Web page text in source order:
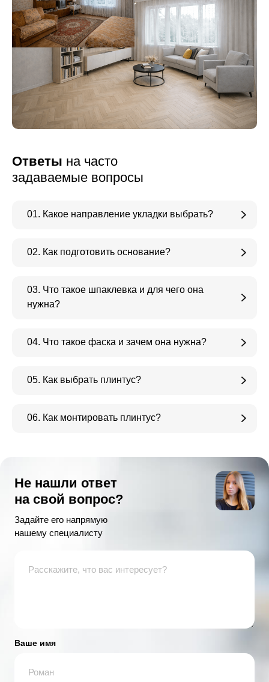
Ответы на часто
задаваемые вопросы
01. Какое направление укладки выбрать?
02. Как подготовить основание?
03. Что такое шпаклевка и для чего она
нужна?
04. Что такое фаска и зачем она нужна?
05. Как выбрать плинтус?
06. Как монтировать плинтус?
Не нашли ответ
на свой вопрос?
Задайте его напрямую
нашему специалисту
Ваше имя